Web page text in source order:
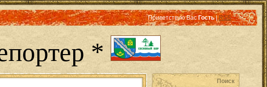
Приветствую Вас Гость|RSS
*
Поиск